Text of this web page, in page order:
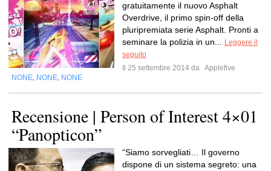
gratuitamente il nuovo Asphalt
Overdrive, il primo spin-off della
pluripremiata serie Asphalt. Pronti a
seminare la polizia in un...
Leggere il
seguito
Il 25 settembre 2014 da Applefive
NONE NONE NONE
Recensione | Person of Interest 4×01
“Panopticon”
“Siamo sorvegliati… Il governo
dispone di un sistema segreto: una